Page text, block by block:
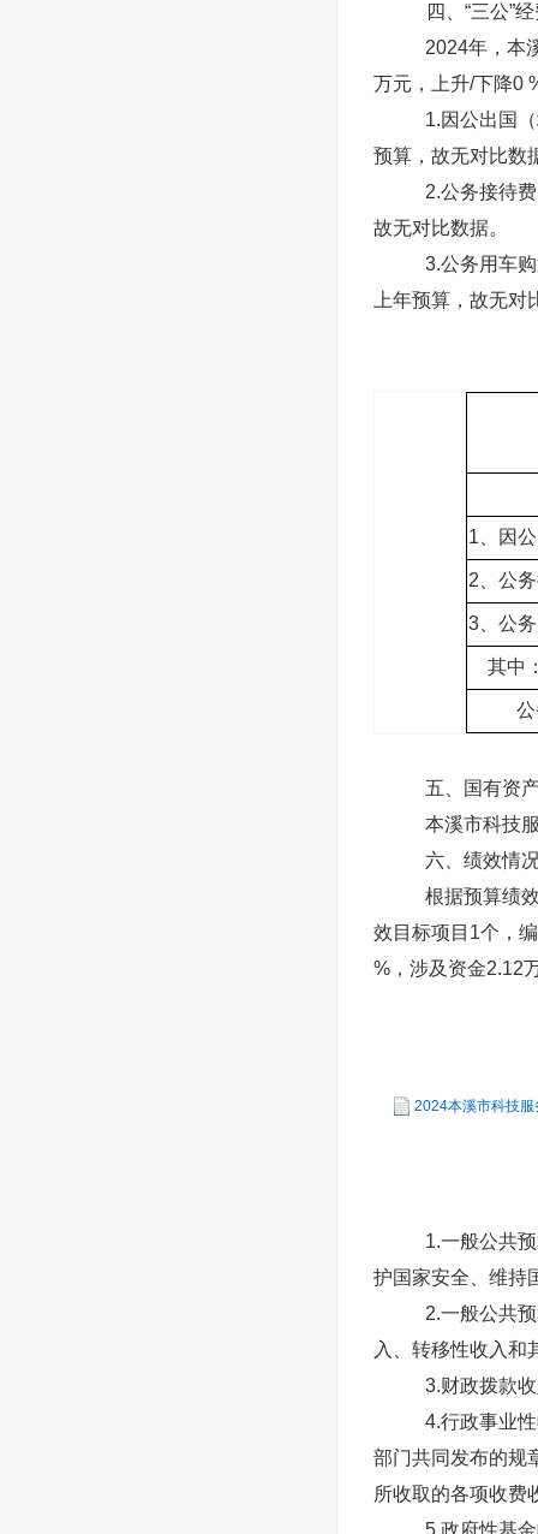
四、“三公”
2024年，本
万元，上升/下降0
1.因公出国
预算，故无对比数
2.公务接待
故无对比数据。
3.公务用车
上年预算，故无对
1、因
2、公
3、公
其中
公务
五、国有资
本溪市科技
六、绩效情
根据预算绩
效目标项目1个，
%，涉及资金2.12
2024本溪市科技
1.一般公共
护国家安全、维持
2.一般公共
入、转移性收入和
3.财政拨款
4.行政事业
部门共同发布的规
所收取的各项收费
5.政府性基